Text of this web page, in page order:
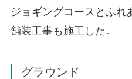
ジョギングコースとふれ
舗装工事も施工した。
グラウンド